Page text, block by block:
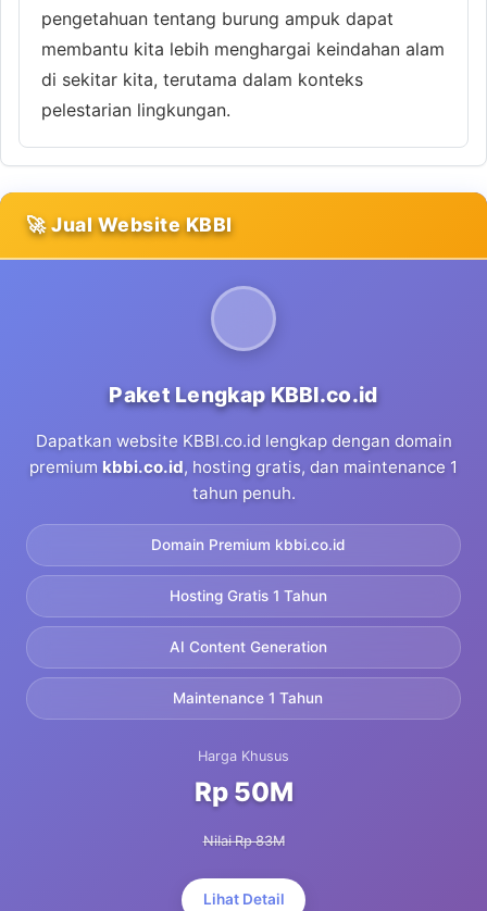
pengetahuan tentang burung ampuk dapat
membantu kita lebih menghargai keindahan alam
di sekitar kita, terutama dalam konteks
pelestarian lingkungan.
🚀 Jual Website KBBI
Paket Lengkap KBBI.co.id
Dapatkan website KBBI.co.id lengkap dengan domain
premium kbbi.co.id, hosting gratis, dan maintenance 1
tahun penuh.
Domain Premium kbbi.co.id
Hosting Gratis 1 Tahun
AI Content Generation
Maintenance 1 Tahun
Harga Khusus
Rp 50M
Nilai Rp 83M
Lihat Detail